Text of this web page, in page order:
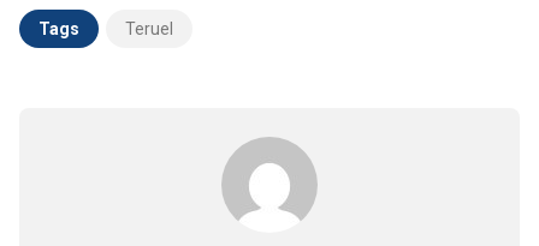
Tags Teruel